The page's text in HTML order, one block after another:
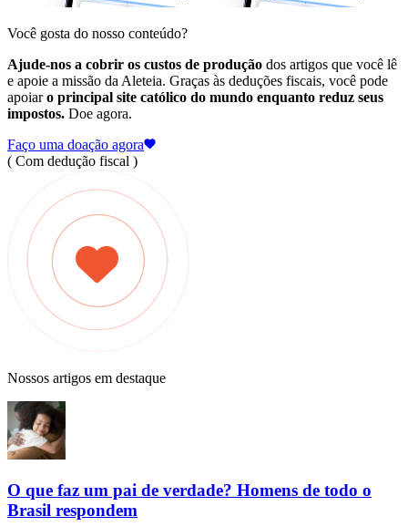
Você gosta do nosso conteúdo?
Ajude-nos a cobrir os custos de produção dos artigos que você lê
e apoie a missão da Aleteia. Graças às deduções fiscais, você pode
apoiaro principal site católico do mundo enquanto reduz seus
impostos. Doe agora.
Faço uma doação agora
( Com dedução fiscal )
Nossos artigos em destaque
O que faz um pai de verdade? Homens de todo o
Brasil respondem